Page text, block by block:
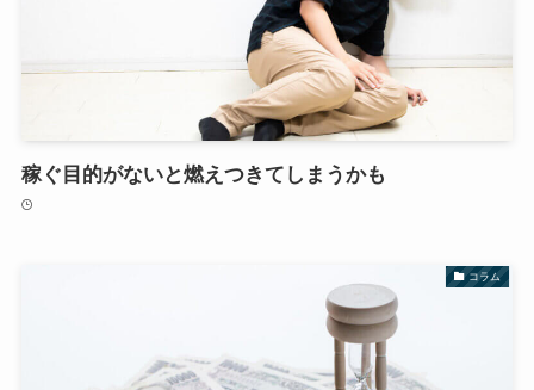
稼ぐ目的がないと燃えつきてしまうかも
コラム